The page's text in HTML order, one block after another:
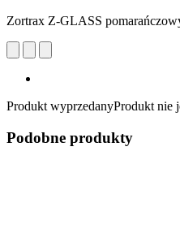
Zortrax Z-GLASS
Produkt wyprzedanyProdukt nie
Podobne produkty